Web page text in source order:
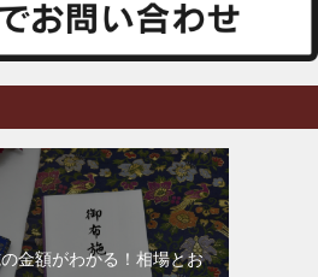
金額がわかる！相場とお